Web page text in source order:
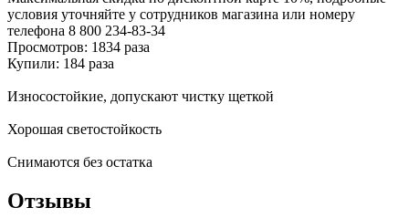
условия уточняйте у сотрудников магазина или номеру
телефона 8 800 234-83-34
Просмотров: 1834 раза
Купили: 184 раза
Износостойкие, допускают чистку щеткой
Хорошая светостойкость
Снимаются без остатка
Отзывы